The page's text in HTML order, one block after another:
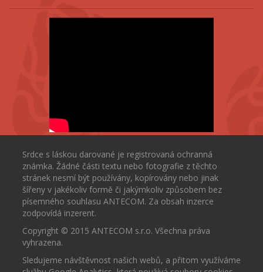
Srdce s láskou darované je registrovaná ochranná
známka. Žádné části textu nebo fotografie z těchto
stránek nesmí být používány, kopírovány nebo jinak
šířeny v jakékoliv formě či jakýmkoliv způsobem bez
písemného souhlasu ANTECOM. Za obsah inzerce
zodpovídá inzerent.
Copyright © 2015 ANTECOM s.r.o. Všechna práva
vyhrazena.
Sledujeme návštěvnost našich webů, a přitom využíváme